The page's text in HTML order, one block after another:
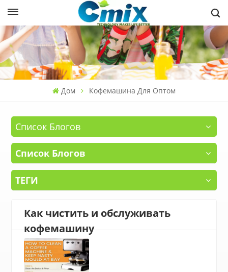
Дом Кофемашина Для Оптом
Список Блогов
Список Блогов
ТЕГИ
Как чистить и обслуживать
кофемашину